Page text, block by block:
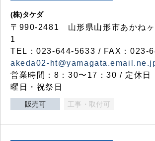
(株)タケダ
〒990-2481 山形県山形市あかね
1
TEL：023-644-5633 / FAX：023-
akeda02-
営業時間：8：30〜17：30 / 定休日
曜日・祝祭日
販売可 工事・取付可